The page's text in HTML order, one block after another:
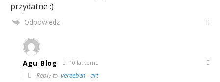
przydatne :)
Odpowiedz
Agu Blog 10 lat temu
Reply to vereeben - art